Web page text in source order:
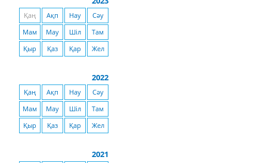
Қаң Ақп Нау
Сәу
Мам
Мау Шіл
Там
Қыр
Қаз Қар Жел
2022
Қаң Ақп Нау
Сәу
Мам
Мау Шіл
Там
Қыр
Қаз Қар Жел
2021